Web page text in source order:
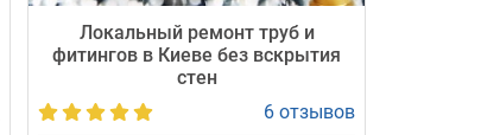
Локальный ремонт труб и
фитингов в Киеве без вскрытия
стен
6 отзывов